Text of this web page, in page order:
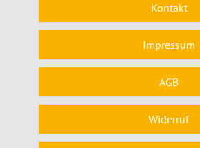
Kontakt
Impressum
AGB
Widerruf